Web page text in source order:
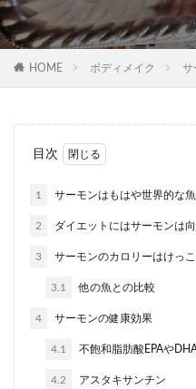
HOME ボディメイク サ
目次
1 サーモンはもはや世界的な魚
2 ダイエットにはサーモンは
3 サーモンのカロリーはけっ
3.1 他の魚との比較
4 サーモンの健康効果
4.1 不飽和脂肪酸EPAや
4.2 アスタキサンチン